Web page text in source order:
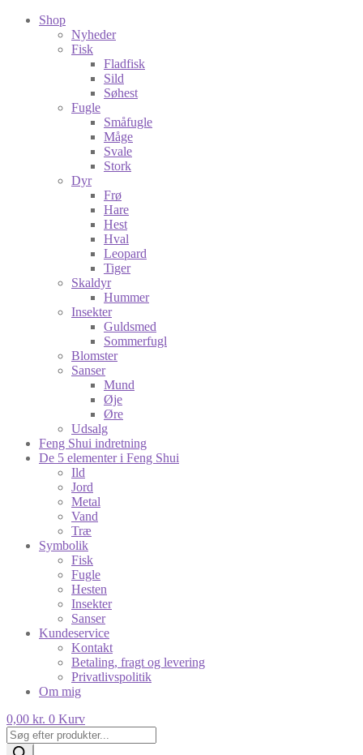
Shop
Nyheder
Fisk
Fladfisk
Sild
Søhest
Fugle
Småfugle
Måge
Svale
Stork
Dyr
Frø
Hare
Hest
Hval
Leopard
Tiger
Skaldyr
Hummer
Insekter
Guldsmed
Sommerfugl
Blomster
Sanser
Mund
Øje
Øre
Udsalg
Feng Shui indretning
De 5 elementer i Feng Shui
Ild
Jord
Metal
Vand
Træ
Symbolik
Fisk
Fugle
Hesten
Insekter
Sanser
Kundeservice
Kontakt
Betaling, fragt og levering
Privatlivspolitik
Om mig
0,00 kr. 0 Kurv
Products
search